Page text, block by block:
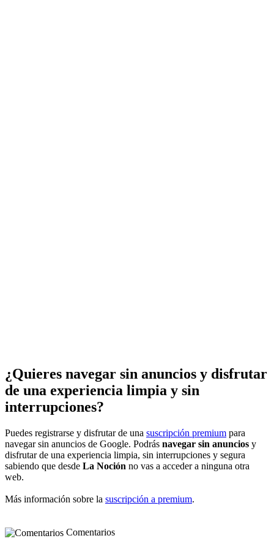
¿Quieres navegar sin anuncios y disfrutar
de una experiencia limpia y sin
interrupciones?
Puedes registrarse y disfrutar de una suscripción premium para
navegar sin anuncios de Google. Podrás navegar sin anuncios y
disfrutar de una experiencia limpia, sin interrupciones y segura
sabiendo que desde La Noción no vas a acceder a ninguna otra
web.
Más información sobre la suscripción a premium.
Comentarios